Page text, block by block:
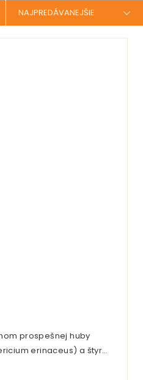
V Ázii je obľúbenou
V našich podmienkach
júla do októbra,
listnatých stromov.
prospešnej huby
erinaceus) a štyr…